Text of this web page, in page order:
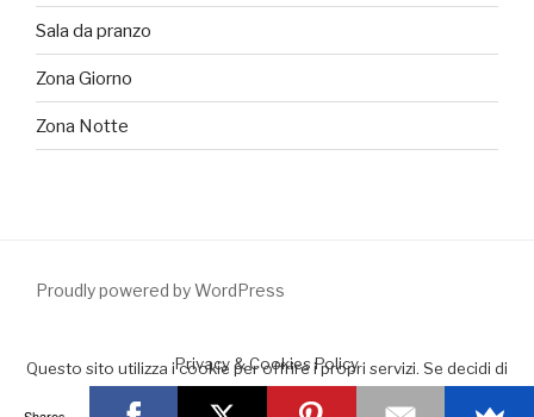
Sala da pranzo
Zona Giorno
Zona Notte
Proudly powered by WordPress
Questo sito utilizza i cookie per offrire i propri servizi. Se decidi di
Privacy & Cookies Policy